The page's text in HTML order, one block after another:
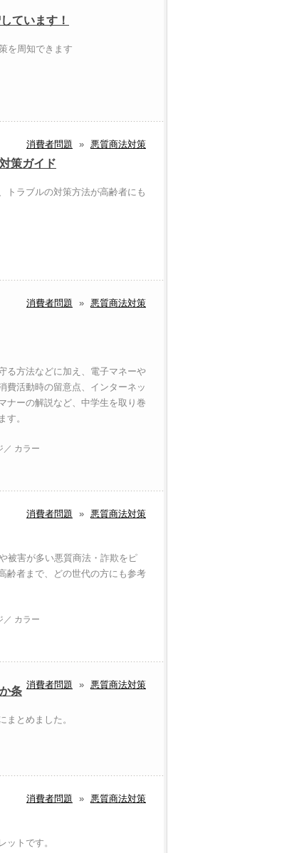
ています！
を周知できます
消費者問題 » 悪質商法対策
策ガイド
トラブルの対策方法が高齢者にも
消費者問題 » 悪質商法対策
る方法などに加え、電子マネーや
費活動時の留意点、インターネッ
ナーの解説など、中学生を取り巻
す。
／ カラー
消費者問題 » 悪質商法対策
被害が多い悪質商法・詐欺をピ
齢者まで、どの世代の方にも参考
／ カラー
消費者問題 » 悪質商法対策
条
まとめました。
消費者問題 » 悪質商法対策
ットです。